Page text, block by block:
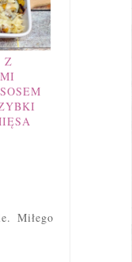
Z
Miłego